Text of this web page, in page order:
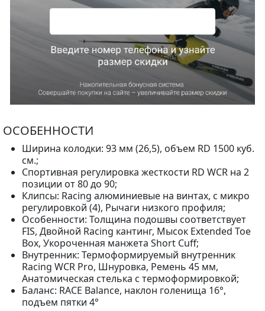
ОСОБЕННОСТИ
Ширина колодки: 93 мм (26,5), объем RD 1500 куб.
см.;
Спортивная регулировка жесткости RD WCR на 2
позиции от 80 до 90;
Клипсы: Racing алюминиевые на винтах, с микро
регулировкой (4), Рычаги низкого профиля;
Особенности: Толщина подошвы соответствует
FIS, Двойной Racing кантинг, Мысок Extended Toe
Box, Укороченная манжета Short Cuff;
Внутренник: Термоформируемый внутренник
Racing WCR Pro, Шнуровка, Ремень 45 мм,
Анатомическая стелька с термоформировкой;
Баланс: RACE Balance, наклон голенища 16°,
подъем пятки 4°